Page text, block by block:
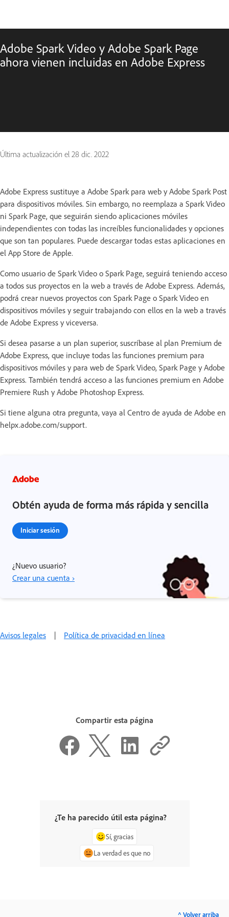
Adobe Spark Video y Adobe Spark Page
ahora vienen incluidas en Adobe Express
Última actualización el 28 dic. 2022
Adobe Express sustituye a Adobe Spark para web y Adobe Spark Post
para dispositivos móviles. Sin embargo, no reemplaza a Spark Video
ni Spark Page, que seguirán siendo aplicaciones móviles
independientes con todas las increíbles funcionalidades y opciones
que son tan populares. Puede descargar todas estas aplicaciones en
el App Store de Apple.
Como usuario de Spark Video o Spark Page, seguirá teniendo acceso
a todos sus proyectos en la web a través de Adobe Express. Además,
podrá crear nuevos proyectos con Spark Page o Spark Video en
dispositivos móviles y seguir trabajando con ellos en la web a través
de Adobe Express y viceversa.
Si desea pasarse a un plan superior, suscríbase al plan Premium de
Adobe Express, que incluye todas las funciones premium para
dispositivos móviles y para web de Spark Video, Spark Page y Adobe
Express. También tendrá acceso a las funciones premium en Adobe
Premiere Rush y Adobe Photoshop Express.
Si tiene alguna otra pregunta, vaya al Centro de ayuda de Adobe en
helpx.adobe.com/support.
Obtén ayuda de forma más rápida y sencilla
Iniciar sesión
¿Nuevo usuario?
Crear una cuenta ›
Avisos legales | Política de privacidad en línea
Compartir esta página
¿Te ha parecido útil esta página?
Sí, gracias
La verdad es que no
^ Volver arriba